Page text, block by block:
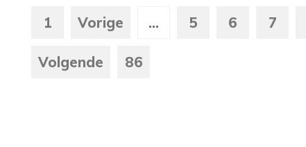
1 Vorige ... 5 6 7
Volgende 86